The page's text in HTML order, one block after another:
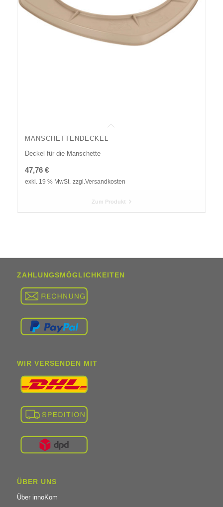
MANSCHETTENDECKEL
Deckel für die Manschette
47,76 €
exkl. 19 % MwSt. zzgl. Versandkosten
Zum Produkt
ZAHLUNGSMÖGLICHKEITEN
WIR VERSENDEN MIT
ÜBER UNS
Über innoKom